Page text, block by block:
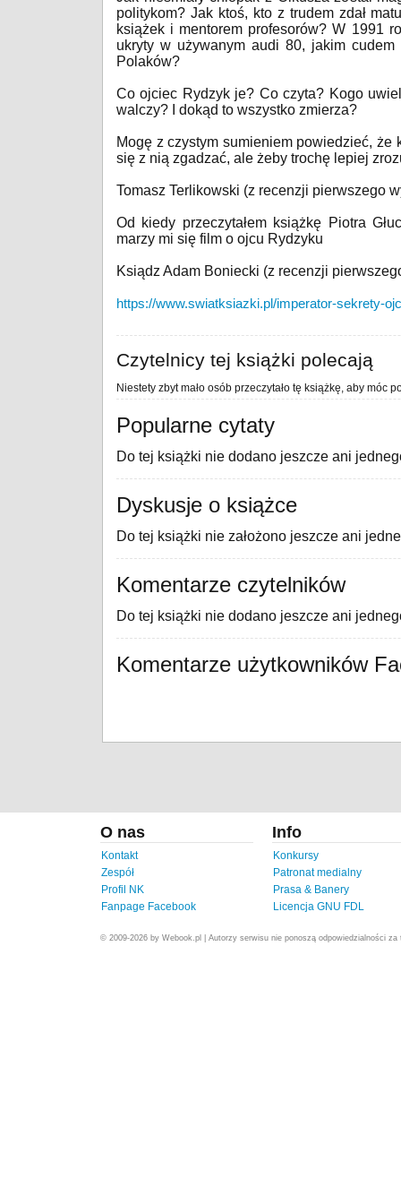
politykom? Jak ktoś, kto z trudem zdał
książek i mentorem profesorów? W 1991
ukryty w używanym audi 80, jakim
Polaków?
Co ojciec Rydzyk je? Co czyta? Kogo
walczy? I dokąd to wszystko zmierza?
Mogę z czystym sumieniem powiedzieć,
się z nią zgadzać, ale żeby trochę lepiej
Tomasz Terlikowski (z recenzji pierwszego
Od kiedy przeczytałem książkę Piotra
marzy mi się film o ojcu Rydzyku
Ksiądz Adam Boniecki (z recenzji
https://www.swiatksiazki.pl/imperator-sekrety-
Czytelnicy tej książki polecają
Niestety zbyt mało osób przeczytało tę książkę, aby móc
Popularne cytaty
Do tej książki nie dodano jeszcze ani
Dyskusje o książce
Do tej książki nie założono jeszcze ani
Komentarze czytelników
Do tej książki nie dodano jeszcze ani
Komentarze użytkowników
O nas
Kontakt
Zespół
Profil NK
Fanpage Facebook
Info
Konkursy
Patronat medialny
Prasa & Banery
Licencja GNU FDL
© 2009-2026 by Webook.pl | Autorzy serwisu nie ponoszą odpowiedzialności